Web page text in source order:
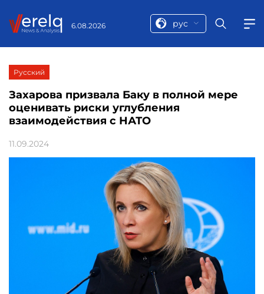
6.08.2026 рус
Русский
Захарова призвала Баку в полной мере
оценивать риски углубления
взаимодействия с НАТО
11.09.2024